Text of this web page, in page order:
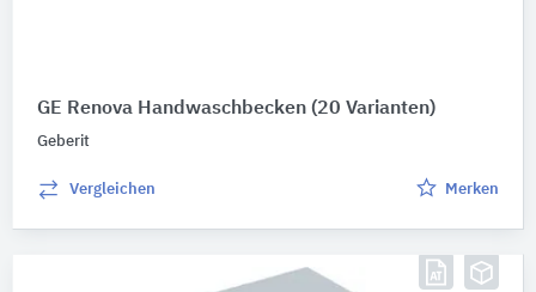
GE Renova Handwaschbecken (20 Varianten)
Geberit
Vergleichen Merken